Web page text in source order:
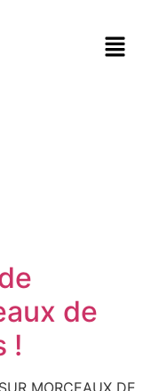
de
!
MORCEAUX DE